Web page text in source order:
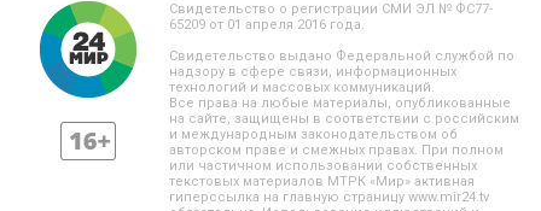
Свидетельство о регистрации СМИ ЭЛ № ФС77-
65209 от 01 апреля 2016 года.
Свидетельство выдано Федеральной службой по
надзору в сфере связи, информационных
технологий и массовых коммуникаций.
Все права на любые материалы, опубликованные
на сайте, защищены в соответствии с российским
и международным законодательством об
авторском праве и смежных правах. При полном
или частичном использовании собственных
текстовых материалов МТРК «Мир» активная
гиперссылка на главную страницу www.mir24.tv